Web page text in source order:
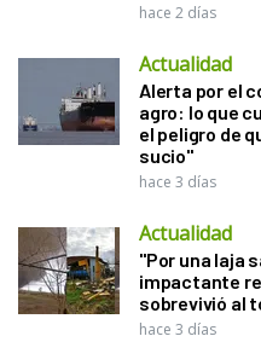
hace 2 días
Actualidad
Alerta por el
agro: lo que
el peligro de
sucio"
hace 3 días
Actualidad
"Por una laja
impactante
sobrevivió al
hace 3 días